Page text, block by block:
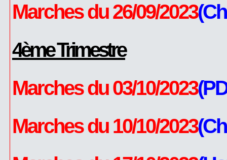
Marches du 26/09/2023
4ème Trimestre
Marches du 03/10/2023
Marches du 10/10/2023